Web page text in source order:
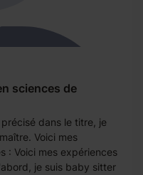
sciences de
dans le titre, je
Voici mes
: Voici mes expériences
je suis baby sitter